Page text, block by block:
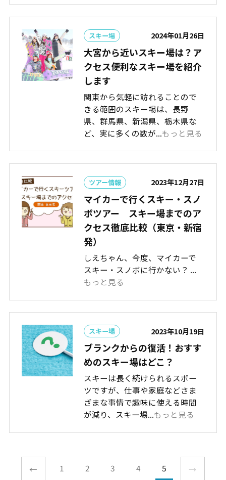
スキー場 2024年01月26日
大宮から近いスキー場は？ア
クセス便利なスキー場を紹介
します
関東から気軽に訪れることので
きる範囲のスキー場は、長野
県、群馬県、新潟県、栃木県な
ど、実に多くの数が...もっと見る
ツアー情報 2023年12月27日
マイカーで行くスキー・スノ
ボツアー スキー場までのア
クセス徹底比較（東京・新宿
発）
しえちゃん、今度、マイカーで
スキー・スノボに行かない？ ...
もっと見る
スキー場 2023年10月19日
ブランクからの復活！おすす
めのスキー場はどこ？
スキーは長く続けられるスポー
ツですが、仕事や家庭などさま
ざまな事情で趣味に使える時間
が減り、スキー場...もっと見る
← 1 2 3 4 5 →